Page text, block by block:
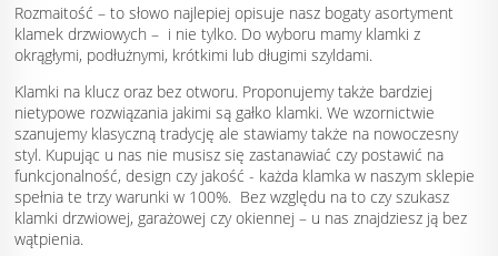
Rozmaitość – to słowo najlepiej opisuje nasz bogaty asortyment
klamek drzwiowych – i nie tylko. Do wyboru mamy klamki z
okrągłymi, podłużnymi, krótkimi lub długimi szyldami.
Klamki na klucz oraz bez otworu. Proponujemy także bardziej
nietypowe rozwiązania jakimi są gałko klamki. We wzornictwie
szanujemy klasyczną tradycję ale stawiamy także na nowoczesny
styl. Kupując u nas nie musisz się zastanawiać czy postawić na
funkcjonalność, design czy jakość - każda klamka w naszym sklepie
spełnia te trzy warunki w 100%. Bez względu na to czy szukasz
klamki drzwiowej, garażowej czy okiennej – u nas znajdziesz ją bez
wątpienia.